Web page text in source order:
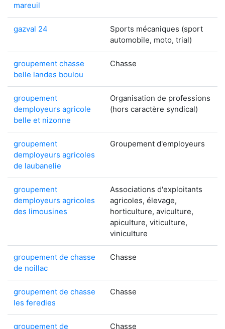
mareuil
gazval 24
Sports mécaniques (sport
automobile, moto, trial)
groupement chasse
belle landes boulou
Chasse
groupement
demployeurs agricole
belle et nizonne
Organisation de professions
(hors caractère syndical)
groupement
demployeurs agricoles
de laubanelie
Groupement d'employeurs
groupement
demployeurs agricoles
des limousines
Associations d'exploitants
agricoles, élevage,
horticulture, aviculture,
apiculture, viticulture,
viniculture
groupement de chasse
de noillac
Chasse
groupement de chasse
les feredies
Chasse
groupement de
Chasse